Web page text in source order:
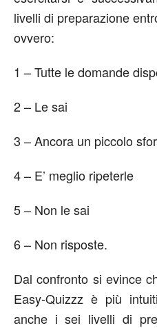
livelli di preparazione
ovvero:
1 – Tutte le domande
2 – Le sai
3 – Ancora un piccolo
4 – E’ meglio ripeterle
5 – Non le sai
6 – Non risposte.
Dal confronto si evince
Easy-Quizzz è più
anche i sei livelli di